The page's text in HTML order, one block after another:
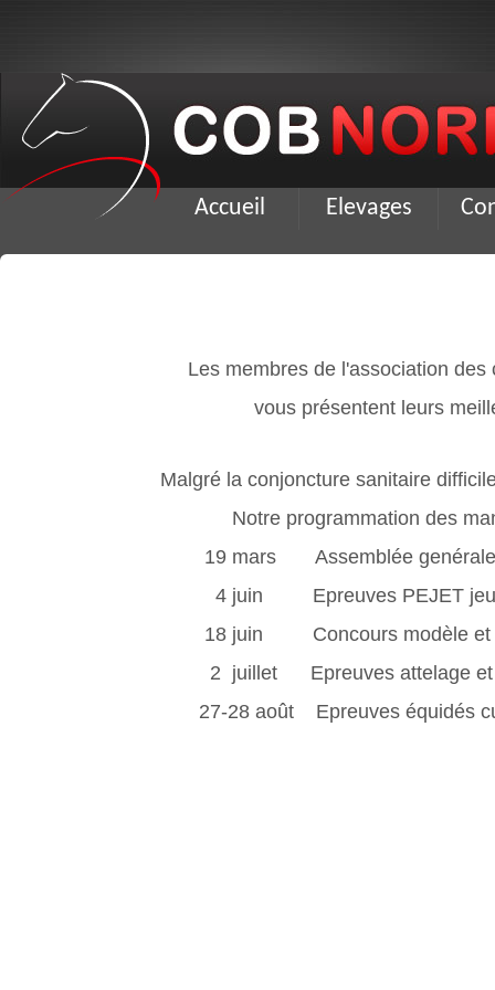
Accueil Elevages
Les membres de l'association des
vous présentent leurs meilleurs
Malgré la conjoncture sanitaire difficile en
Notre programmation des
19 mars Assemblée genérale au Haras
4 juin Epreuves PEJET jeunes
18 juin Concours modèle et allures
2 juillet Epreuves attelage et loisirs à
27-28 août Epreuves équidés cup à St